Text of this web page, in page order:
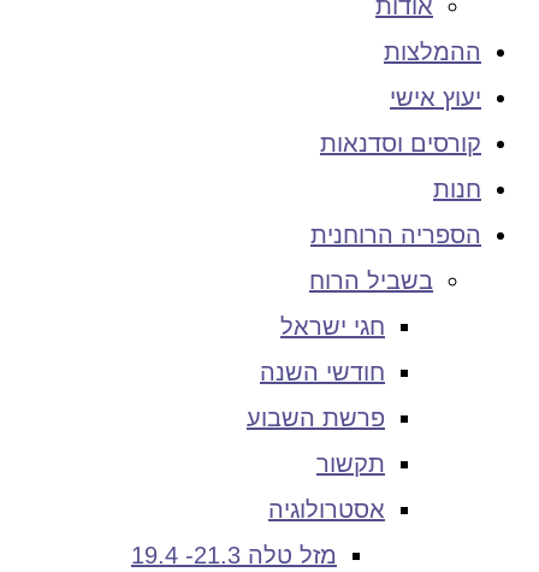
אודות
ההמלצות
יעוץ אישי
קורסים וסדנאות
חנות
הספריה הרוחנית
בשביל הרוח
חגי ישראל
חודשי השנה
פרשת השבוע
תקשור
אסטרולוגיה
מזל טלה 21.3- 19.4